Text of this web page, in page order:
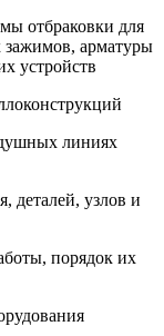
отбраковки для
зажимов, арматуры
устройств
линиях
деталей, узлов и
порядок их